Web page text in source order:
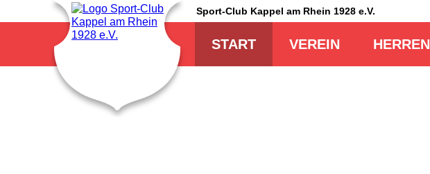
Sport-Club Kappel am Rhein 1928 e.V.
überspringen
START VEREIN HERREN